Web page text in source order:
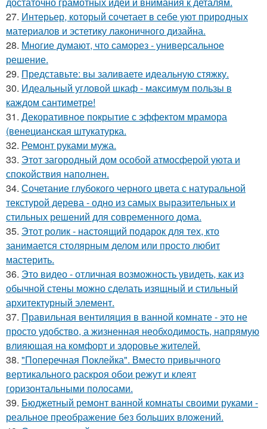
27. Интерьер, который сочетает в себе уют природных
материалов и эстетику лаконичного дизайна.
28. Многие думают, что саморез - универсальное
решение.
29. Представьте: вы заливаете идеальную стяжку.
30. Идеальный угловой шкаф - максимум пользы в
каждом сантиметре!
31. Декоративное покрытие с эффектом мрамора
(венецианская штукатурка.
32. Ремонт руками мужа.
33. Этот загородный дом особой атмосферой уюта и
спокойствия наполнен.
34. Сочетание глубокого черного цвета с натуральной
текстурой дерева - одно из самых выразительных и
стильных решений для современного дома.
35. Этот ролик - настоящий подарок для тех, кто
занимается столярным делом или просто любит
мастерить.
36. Это видео - отличная возможность увидеть, как из
обычной стены можно сделать изящный и стильный
архитектурный элемент.
37. Правильная вентиляция в ванной комнате - это не
просто удобство, а жизненная необходимость, напрямую
влияющая на комфорт и здоровье жителей.
38. "Поперечная Поклейка". Вместо привычного
вертикального раскроя обои режут и клеят
горизонтальными полосами.
39. Бюджетный ремонт ванной комнаты своими руками -
реальное преображение без больших вложений.